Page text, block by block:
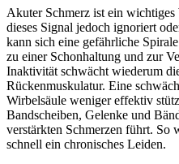
Akuter Schmerz ist ein
dieses Signal jedoch ignoriert
kann sich eine gefährliche
zu einer Schonhaltung und zur
Inaktivität schwächt wiederum
Rückenmuskulatur. Eine
Wirbelsäule weniger effektiv
Bandscheiben, Gelenke und
verstärkten Schmerzen führt. So
schnell ein chronisches Leiden.